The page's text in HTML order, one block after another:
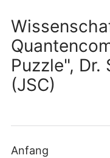
Puzzle",
(JSC)
Anfang